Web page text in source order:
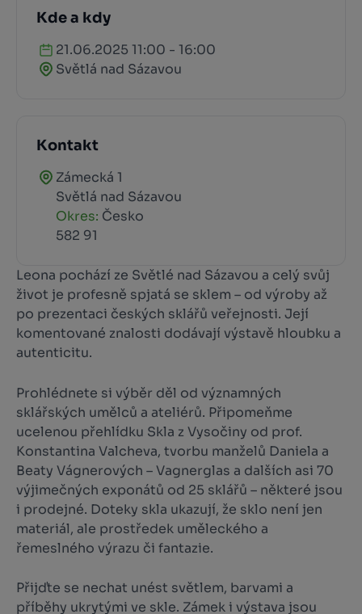
Kde a kdy
21.06.2025 11:00 - 16:00
Světlá nad Sázavou
Kontakt
Zámecká 1
Světlá nad Sázavou
Okres: Česko
582 91
Leona pochází ze Světlé nad Sázavou a celý svůj
život je profesně spjatá se sklem – od výroby až
po prezentaci českých sklářů veřejnosti. Její
komentované znalosti dodávají výstavě hloubku a
autenticitu.
Prohlédnete si výběr děl od významných
sklářských umělců a ateliérů. Připomeňme
ucelenou přehlídku Skla z Vysočiny od prof.
Konstantina Valcheva, tvorbu manželů Daniela a
Beaty Vágnerových – Vagnerglas a dalších asi 70
výjimečných exponátů od 25 sklářů – některé jsou
i prodejné. Doteky skla ukazují, že sklo není jen
materiál, ale prostředek uměleckého a
řemeslného výrazu či fantazie.
Přijďte se nechat unést světlem, barvami a
příběhy ukrytými ve skle. Zámek i výstava jsou